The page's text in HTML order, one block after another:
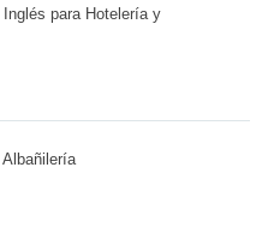
para Hotelería y